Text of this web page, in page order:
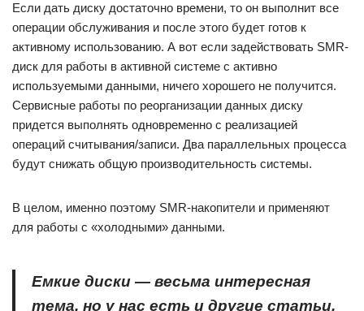
Если дать диску достаточно времени, то он выполнит все
операции обслуживания и после этого будет готов к
активному использованию. А вот если задействовать SMR-
диск для работы в активной системе с активно
используемыми данными, ничего хорошего не получится.
Сервисные работы по реорганизации данных диску
придется выполнять одновременно с реализацией
операций считывания/записи. Два параллельных процесса
будут снижать общую производительность системы.
В целом, именно поэтому SMR-накопители и применяют
для работы с «холодными» данными.
Емкие диски — весьма интересная
тема, но у нас есть и другие статьи,